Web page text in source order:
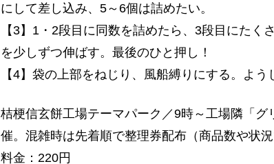
にして差し込み、5～6個は詰めたい。
【3】1・2段目に同数を詰めたら、3段目にたく
を少しずつ伸ばす。最後のひと押し！
【4】袋の上部をねじり、風船縛りにする。よう
桔梗信玄餅工場テーマパーク／9時～工場隣「グ
催。混雑時は先着順で整理券配布（商品数や状況
料金：220円